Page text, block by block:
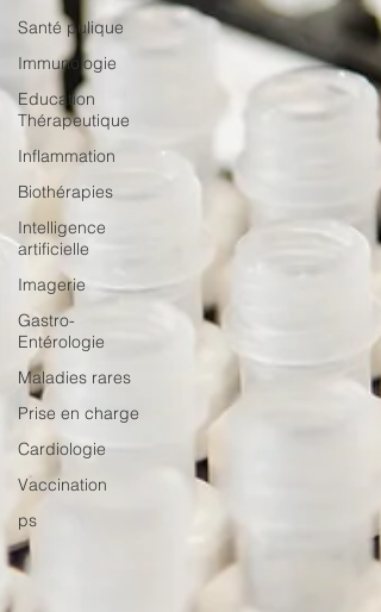
Santé pulique
Immunologie
Education
Thérapeutique
Inflammation
Biothérapies
Intelligence
artificielle
Imagerie
Gastro-
Entérologie
Maladies rares
Prise en charge
Cardiologie
Vaccination
ps